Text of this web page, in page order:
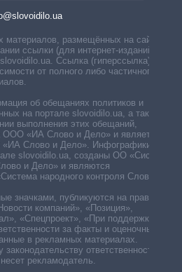
материалов, размещённых на сайте,
ссылки (для интернет-изданий —
Ссылка (гиперссылка)
от полного либо частичного
об обещаниях политиков и
на портале slovoidilo.ua, а также
выполнения этих обещаний,
ООО «ИА Слово и Дело» и является
Слово и Дело». Инфографики,
slovoidilo.ua, созданы ОО «Система
и Дело» и являются
народного контроля Слово и
значками, публикуются на правах
компаний», «Позиция»,
«Спецпроект», «При поддержке».
за факты и оценочные
в рекламных материалах.
ответственность за
рекламодатель.